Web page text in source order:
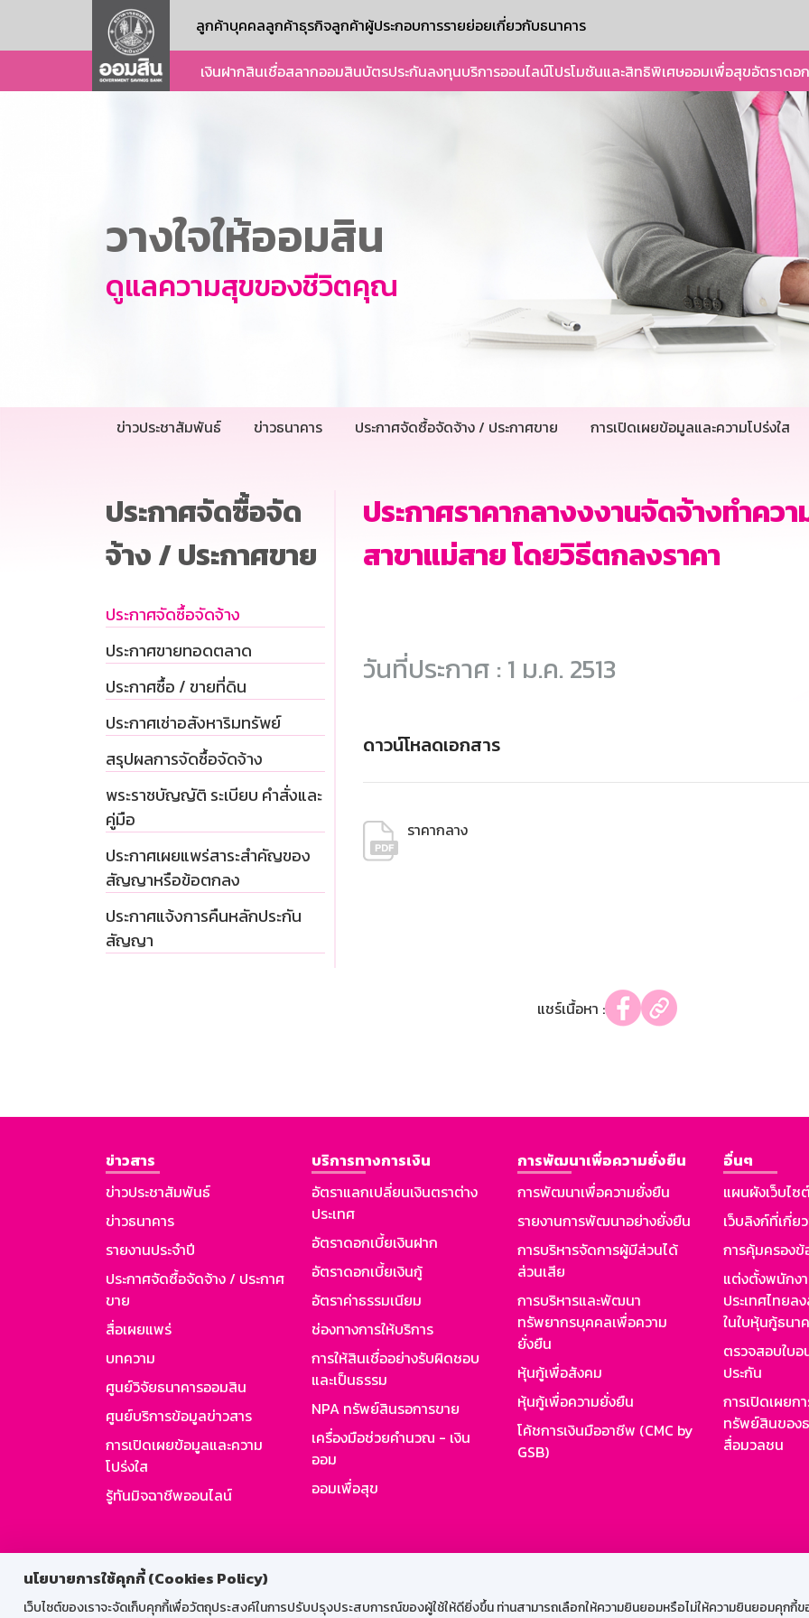
นโยบายการใช้คุกกี้ (Cookies Policy)
เว็บไซต์ของเราจะจัดเก็บคุกกี้เพื่อวัตถุประสงค์ในการปรับปรุงประสบการณ์ของผู้ใช้ให้ดียิ่งขึ้น ท่านสามารถเลือกให้ความยินยอมหรือไม่ให้ความยินยอมคุกกี้ข
ลูกค้าบุคคลลูกค้าธุรกิจลูกค้าผู้ประกอบการรายย่อยเกี่ยวกับธนาคาร
เงินฝากสินเชื่อสลากออมสินบัตรประกันลงทุนบริการออนไลน์โปรโมชันและสิทธิพิเศษออมเพื่อสุขอัตราดอ
วางใจให้ออมสิน
ดูแลความสุขของชีวิตคุณ
ข่าวประชาสัมพันธ์ ข่าวธนาคาร ประกาศจัดซื้อจัดจ้าง / ประกาศขาย การเปิดเผยข้อมูลและความโปร่งใส
ประกาศจัดซื้อจัด
จ้าง / ประกาศขาย
ประกาศจัดซื้อจัดจ้าง
ประกาศขายทอดตลาด
ประกาศซื้อ / ขายที่ดิน
ประกาศเช่าอสังหาริมทรัพย์
สรุปผลการจัดซื้อจัดจ้าง
พระราชบัญญัติ ระเบียบ คำสั่งและ
คู่มือ
ประกาศเผยแพร่สาระสำคัญของ
สัญญาหรือข้อตกลง
ประกาศแจ้งการคืนหลักประกัน
สัญญา
ประกาศราคากลางงงานจัดจ้างทำคว
สาขาแม่สาย โดยวิธีตกลงราคา
วันที่ประกาศ : 1 ม.ค. 2513
ดาวน์โหลดเอกสาร
ราคากลาง
แชร์เนื้อหา :
ข่าวสาร
ข่าวประชาสัมพันธ์
ข่าวธนาคาร
รายงานประจำปี
ประกาศจัดซื้อจัดจ้าง / ประกาศ
ขาย
สื่อเผยแพร่
บทความ
ศูนย์วิจัยธนาคารออมสิน
ศูนย์บริการข้อมูลข่าวสาร
การเปิดเผยข้อมูลและความ
โปร่งใส
รู้ทันมิจฉาชีพออนไลน์
บริการทางการเงิน
อัตราแลกเปลี่ยนเงินตราต่าง
ประเทศ
อัตราดอกเบี้ยเงินฝาก
อัตราดอกเบี้ยเงินกู้
อัตราค่าธรรมเนียม
ช่องทางการให้บริการ
การให้สินเชื่ออย่างรับผิดชอบ
และเป็นธรรม
NPA ทรัพย์สินรอการขาย
เครื่องมือช่วยคำนวณ - เงิน
ออม
ออมเพื่อสุข
การพัฒนาเพื่อความยั่งยืน
การพัฒนาเพื่อความยั่งยืน
รายงานการพัฒนาอย่างยั่งยืน
การบริหารจัดการผู้มีส่วนได้
ส่วนเสีย
การบริหารและพัฒนา
ทรัพยากรบุคคลเพื่อความ
ยั่งยืน
หุ้นกู้เพื่อสังคม
หุ้นกู้เพื่อความยั่งยืน
โค้ชการเงินมืออาชีพ (CMC by
GSB)
อื่นๆ
แผนผังเว็บไซ
เว็บลิงก์ที่เกี่ย
การคุ้มครอง
แต่งตั้งพนักง
ประเทศไทยล
ในใบหุ้นกู้ธนา
ตรวจสอบใบ
ประกัน
การเปิดเผยก
ทรัพย์สินของ
สื่อมวลชน